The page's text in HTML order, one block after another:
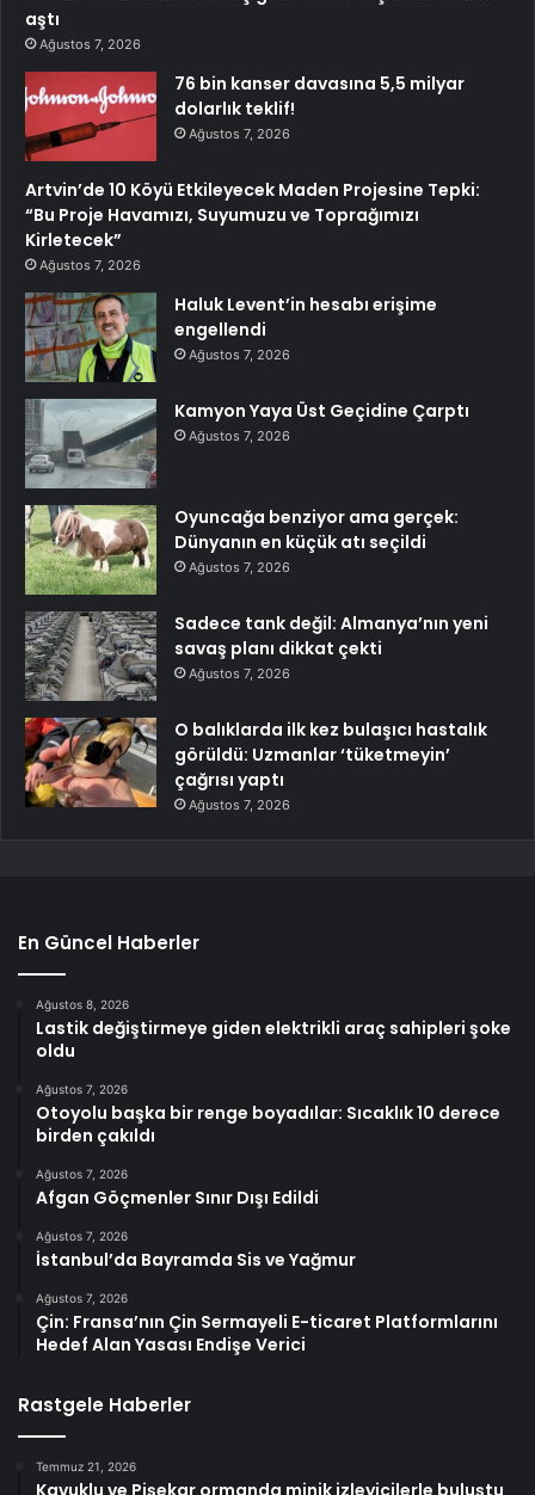
aştı
Ağustos 7, 2026
76 bin kanser davasına 5,5 milyar
dolarlık teklif!
Ağustos 7, 2026
Artvin’de 10 Köyü Etkileyecek Maden Projesine Tepki:
“Bu Proje Havamızı, Suyumuzu ve Toprağımızı
Kirletecek”
Ağustos 7, 2026
Haluk Levent’in hesabı erişime
engellendi
Ağustos 7, 2026
Kamyon Yaya Üst Geçidine Çarptı
Ağustos 7, 2026
Oyuncağa benziyor ama gerçek:
Dünyanın en küçük atı seçildi
Ağustos 7, 2026
Sadece tank değil: Almanya’nın yeni
savaş planı dikkat çekti
Ağustos 7, 2026
O balıklarda ilk kez bulaşıcı hastalık
görüldü: Uzmanlar ‘tüketmeyin’
çağrısı yaptı
Ağustos 7, 2026
En Güncel Haberler
Ağustos 8, 2026
Lastik değiştirmeye giden elektrikli araç sahipleri şoke
oldu
Ağustos 7, 2026
Otoyolu başka bir renge boyadılar: Sıcaklık 10 derece
birden çakıldı
Ağustos 7, 2026
Afgan Göçmenler Sınır Dışı Edildi
Ağustos 7, 2026
İstanbul’da Bayramda Sis ve Yağmur
Ağustos 7, 2026
Çin: Fransa’nın Çin Sermayeli E-ticaret Platformlarını
Hedef Alan Yasası Endişe Verici
Rastgele Haberler
Temmuz 21, 2026